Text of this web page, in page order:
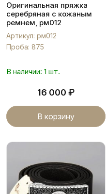
Оригинальная пряжка
серебряная с кожаным
ремнем, рм012
Артикул: рм012
Проба: 875
В наличии: 1 шт.
16 000 ₽
В корзину